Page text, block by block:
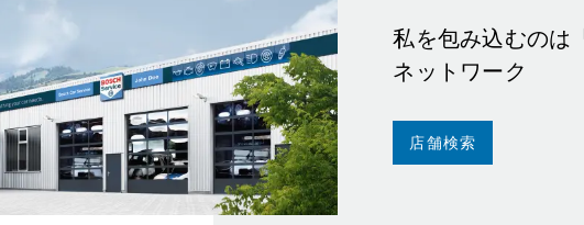
私を包み込むのは
ネットワーク
店舗検索